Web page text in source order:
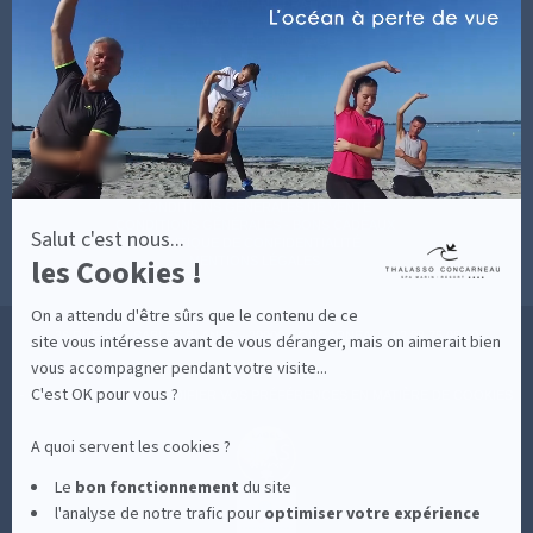
plus
Salut c'est nous...
les Cookies !
On a attendu d'être sûrs que le contenu de ce
site vous intéresse avant de vous déranger, mais on aimerait bien
vous accompagner pendant votre visite...
C'est OK pour vous ?
A quoi servent les cookies ?
Le bon fonctionnement du site
l'analyse de notre trafic pour optimiservotre expérience
SOINS AVEC HÉBERGEMENT
BONNES RAISONS DE VENIR
MON COMPTE
MON PANIER
ACCÈS
CONTACT
MESURES D'HYGIÈNE
POLITIQUE DE CONFIDENTIALITÉ
MENTIONS LÉGALES
36 RUE DES SABLES BLANCS - 29900 CONCARNEAU - 02 98 75 05 40
CLIQUEZ-ICI POUR MODIFIER VOS PRÉFÉRENCES EN MATIÈRE DE COOKIES